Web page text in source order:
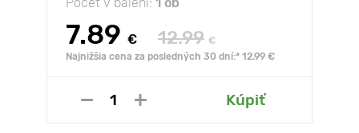
7.89 € 12.99 €
Najnižšia cena za posledných 30 dní:* 12.99 €
Kúpiť